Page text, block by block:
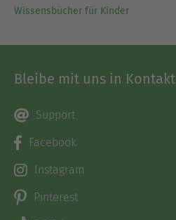
Wissensbücher für Kinder
Bleibe mit uns in Kontakt
Support
Facebook
Instagram
Pinterest